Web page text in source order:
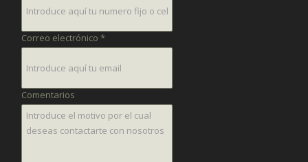
Correo electrónico *
Comentarios